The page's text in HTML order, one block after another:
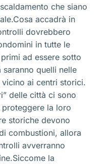
che siano
accadrà in
dovrebbero
in tutte le
ad essere sotto
saranno quelli nelle
ai centri storici.
delle città ci sono
la loro
storiche devono
combustioni, allora
avverranno
la